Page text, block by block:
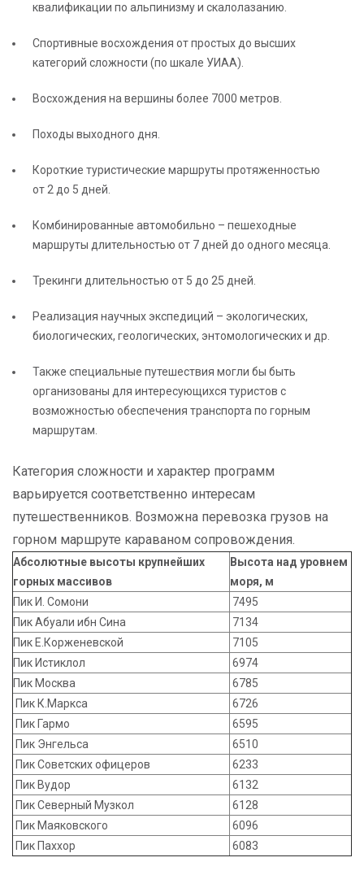
квалификации по альпинизму и скалолазанию.
Спортивные восхождения от простых до высших
категорий сложности (по шкале УИАА).
Восхождения на вершины более 7000 метров.
Походы выходного дня.
Короткие туристические маршруты протяженностью
от 2 до 5 дней.
Комбинированные автомобильно – пешеходные
маршруты длительностью от 7 дней до одного месяца.
Трекинги длительностью от 5 до 25 дней.
Реализация научных экспедиций – экологических,
биологических, геологических, энтомологических и др.
Также специальные путешествия могли бы быть
организованы для интересующихся туристов с
возможностью обеспечения транспорта по горным
маршрутам.
Категория сложности и характер программ
варьируется соответственно интересам
путешественников. Возможна перевозка грузов на
горном маршруте караваном сопровождения.
Абсолютные высоты крупнейших
горных массивов
Высота над уровнем
моря, м
Пик И. Сомони
7495
Пик Абуали ибн Сина
7134
Пик Е.Корженевской
7105
Пик Истиклол
6974
Пик Москва
6785
Пик К.Маркса
6726
Пик Гармо
6595
Пик Энгельса
6510
Пик Советских офицеров
6233
Пик Вудор
6132
Пик Северный Музкол
6128
Пик Маяковского
6096
Пик Паххор
6083